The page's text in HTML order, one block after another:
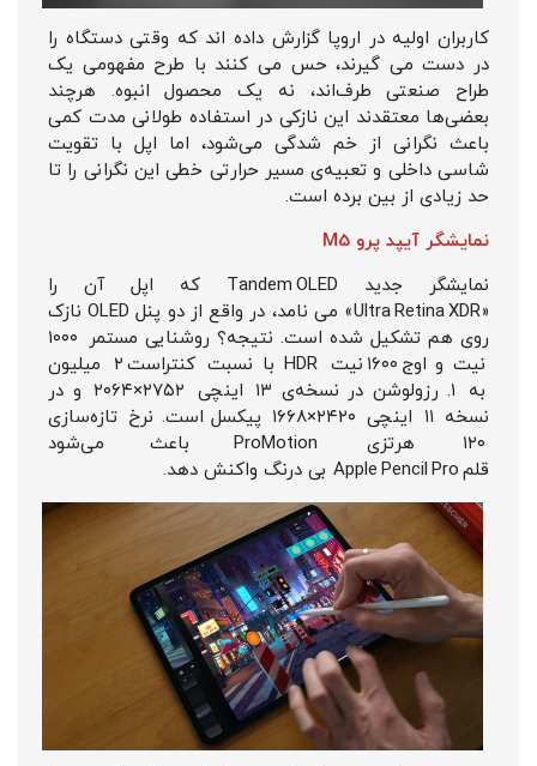
کاربران اولیه در اروپا گزارش داده‌ اند که وقتی دستگاه را
در دست می‌ گیرند، حس می‌ کنند با طرح مفهومی یک
طراح صنعتی طرف‌اند، نه یک محصول انبوه. هرچند
بعضی‌ها معتقدند این نازکی در استفاده‌ طولانی‌ مدت کمی
باعث نگرانی از خم‌ شدگی می‌شود، اما اپل با تقویت
شاسی داخلی و تعبیه‌ی مسیر حرارتی خطی این نگرانی را تا
حد زیادی از بین برده است.
نمایشگر آیپد پرو M5
نمایشگر جدید Tandem OLED که اپل آن را
«Ultra Retina XDR» می‌ نامد، در واقع از دو پنل OLED نازک
روی هم تشکیل شده است. نتیجه؟ روشنایی مستمر ۱۰۰۰
نیت و اوج ۱۶۰۰ نیت HDR با نسبت کنتراست ۲ میلیون
به ۱. رزولوشن در نسخه‌ی ۱۳ اینچی ۲۷۵۲×۲۰۶۴ و در
نسخه ۱۱ اینچی ۲۴۲۰×۱۶۶۸ پیکسل است. نرخ تازه‌سازی
۱۲۰ هرتزی ProMotion باعث می‌شود
قلم Apple Pencil Pro بی‌ درنگ واکنش دهد.